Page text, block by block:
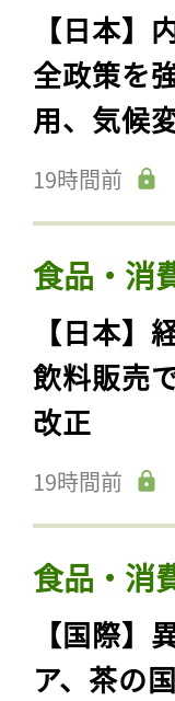
【日本】
全政策を
用、気候
19時間前
食品・消
【日本】
飲料販売
改正
19時間前
食品・消
【国際】
ア、茶の